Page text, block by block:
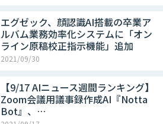
エグゼック、顔認識AI搭載の卒業ア
ルバム業務効率化システムに「オン
ライン原稿校正指示機能」追加
2021/09/30
【9/17 AIニュース週間ランキング】
Zoom会議用議事録作成AI『Notta
Bot』、…